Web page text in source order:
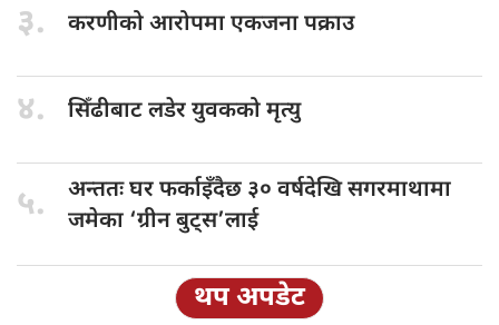
३. करणीको आरोपमाएकजना पक्राउ
४. सिँढीबाट लडेरयुवकको मृत्यु
५. अन्ततः घरफर्काइँदैछ ३० वर्षदेखि सगरमाथामा
जमेका ‘ग्रीन बुट्स’लाई
थप अपडेट